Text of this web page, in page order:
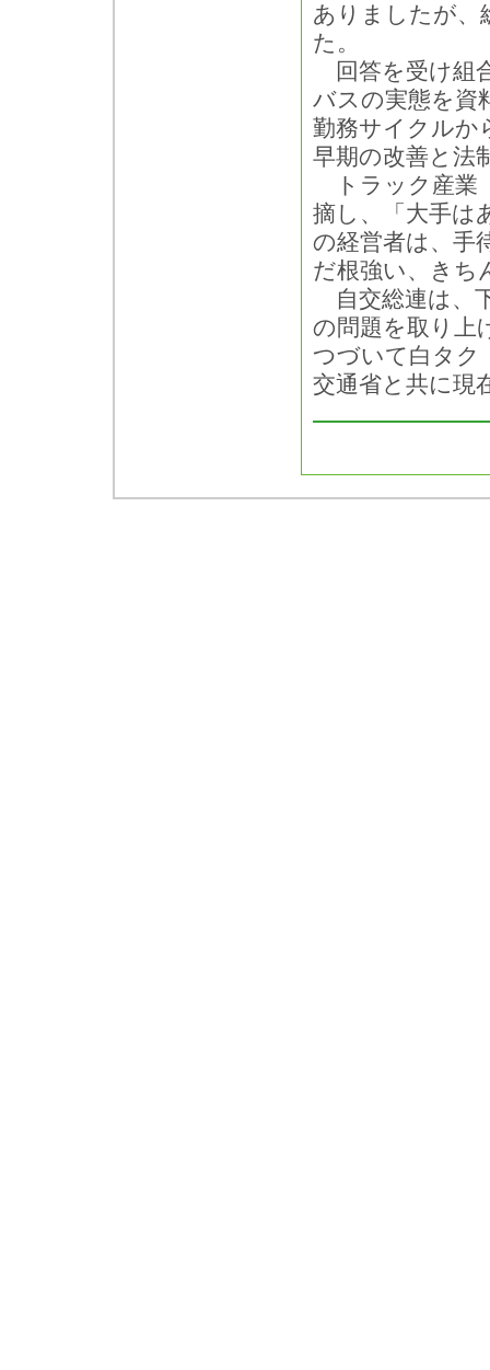
ありましたが、
た。
回答を受け組
バスの実態を資
勤務サイクルか
早期の改善と法
トラック産業
摘し、「大手は
の経営者は、手
だ根強い、きち
自交総連は、
の問題を取り上
つづいて白タク
交通省と共に現